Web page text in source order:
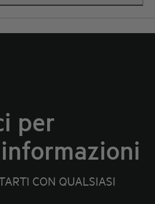
per
CON QUALSIASI